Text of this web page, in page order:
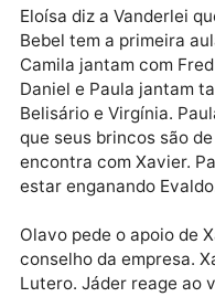
de Tito vazio. Raquel
Ruth se casar com
Paraiso Tropical
Eloísa diz a
Bebel tem a primeira
Daniel e Paula
Belisário e Virgínia.